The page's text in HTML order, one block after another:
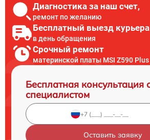
Диагностика за наш счет,
ремонт по желанию
Бесплатный выезд курьера
в день обращения
Срочный ремонт
материнской платы MSI Z590
Бесплатная консультация
специалистом
Оставить заявку